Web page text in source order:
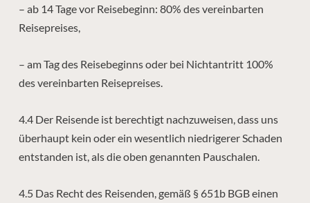
– ab 14 Tage vor Reisebeginn: 80% des vereinbarten
Reisepreises,
– am Tag des Reisebeginns oder bei Nichtantritt 100%
des vereinbarten Reisepreises.
4.4 Der Reisende ist berechtigt nachzuweisen, dass uns
überhaupt kein oder ein wesentlich niedrigerer Schaden
entstanden ist, als die oben genannten Pauschalen.
4.5 Das Recht des Reisenden, gemäß § 651b BGB einen